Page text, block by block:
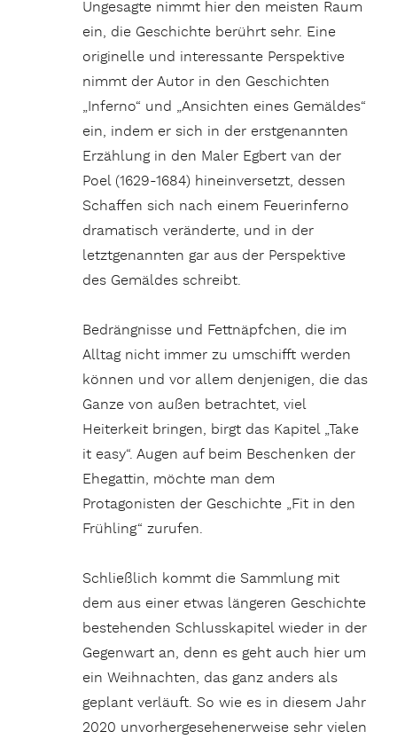
Ungesagte nimmt hier den meisten Raum
ein, die Geschichte berührt sehr. Eine
originelle und interessante Perspektive
nimmt der Autor in den Geschichten
„Inferno“ und „Ansichten eines Gemäldes“
ein, indem er sich in der erstgenannten
Erzählung in den Maler Egbert van der
Poel (1629-1684) hineinversetzt, dessen
Schaffen sich nach einem Feuerinferno
dramatisch veränderte, und in der
letztgenannten gar aus der Perspektive
des Gemäldes schreibt.
Bedrängnisse und Fettnäpfchen, die im
Alltag nicht immer zu umschifft werden
können und vor allem denjenigen, die das
Ganze von außen betrachtet, viel
Heiterkeit bringen, birgt das Kapitel „Take
it easy“. Augen auf beim Beschenken der
Ehegattin, möchte man dem
Protagonisten der Geschichte „Fit in den
Frühling“ zurufen.
Schließlich kommt die Sammlung mit
dem aus einer etwas längeren Geschichte
bestehenden Schlusskapitel wieder in der
Gegenwart an, denn es geht auch hier um
ein Weihnachten, das ganz anders als
geplant verläuft. So wie es in diesem Jahr
2020 unvorhergesehenerweise sehr vielen